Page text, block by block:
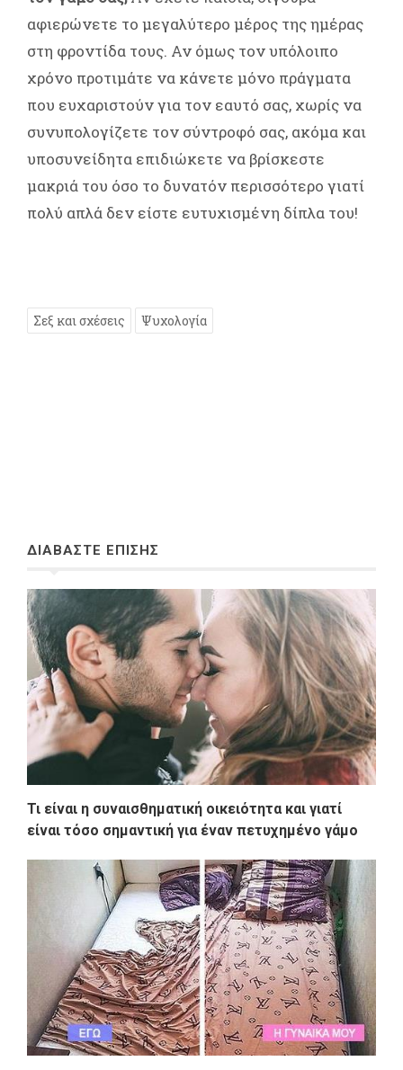
αφιερώνετε το μεγαλύτερο μέρος της ημέρας
στη φροντίδα τους. Αν όμως τον υπόλοιπο
χρόνο προτιμάτε να κάνετε μόνο πράγματα
που ευχαριστούν για τον εαυτό σας, χωρίς να
συνυπολογίζετε τον σύντροφό σας, ακόμα και
υποσυνείδητα επιδιώκετε να βρίσκεστε
μακριά του όσο το δυνατόν περισσότερο γιατί
πολύ απλά δεν είστε ευτυχισμένη δίπλα του!
Σεξ και σχέσεις Ψυχολογία
ΔΙΑΒΑΣΤΕ ΕΠΙΣΗΣ
Τι είναι η συναισθηματική οικειότητα και γιατί
είναι τόσο σημαντική για έναν πετυχημένο γάμο